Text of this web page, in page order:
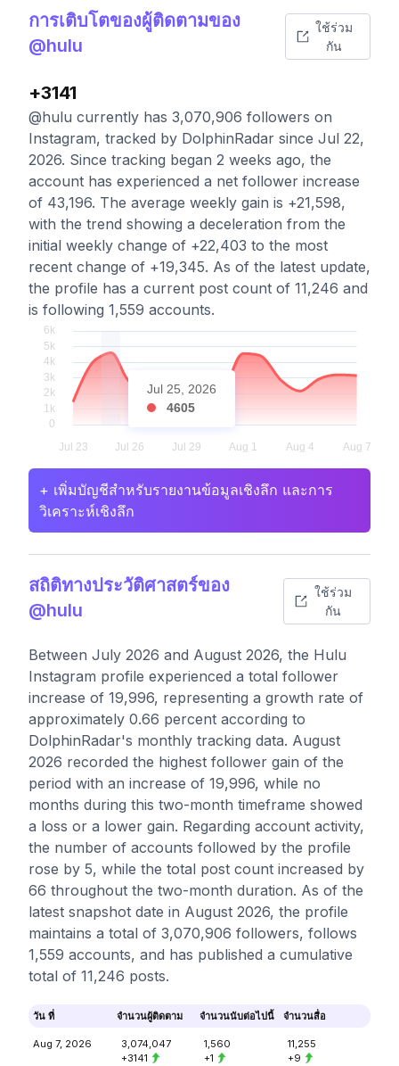
การเติบโตของผู้ติดตามของ
@hulu
ใช้ร่วม
กัน
+3141
@hulu currently has 3,070,906 followers on
Instagram, tracked by DolphinRadar since Jul 22,
2026. Since tracking began 2 weeks ago, the
account has experienced a net follower increase
of 43,196. The average weekly gain is +21,598,
with the trend showing a deceleration from the
initial weekly change of +22,403 to the most
recent change of +19,345. As of the latest update,
the profile has a current post count of 11,246 and
is following 1,559 accounts.
Jul 25, 2026
4605
+ เพิ่มบัญชีสำหรับรายงานข้อมูลเชิงลึก และการ
วิเคราะห์เชิงลึก
สถิติทางประวัติศาสตร์ของ
@hulu
ใช้ร่วม
กัน
Between July 2026 and August 2026, the Hulu
Instagram profile experienced a total follower
increase of 19,996, representing a growth rate of
approximately 0.66 percent according to
DolphinRadar's monthly tracking data. August
2026 recorded the highest follower gain of the
period with an increase of 19,996, while no
months during this two-month timeframe showed
a loss or a lower gain. Regarding account activity,
the number of accounts followed by the profile
rose by 5, while the total post count increased by
66 throughout the two-month duration. As of the
latest snapshot date in August 2026, the profile
maintains a total of 3,070,906 followers, follows
1,559 accounts, and has published a cumulative
total of 11,246 posts.
วัน ที่ จำนวนผู้ติดตาม จำนวนนับต่อไปนี้ จำนวนสื่อ
Aug 7, 2026
3,074,047
+3141
1,560
+1
11,255
+9